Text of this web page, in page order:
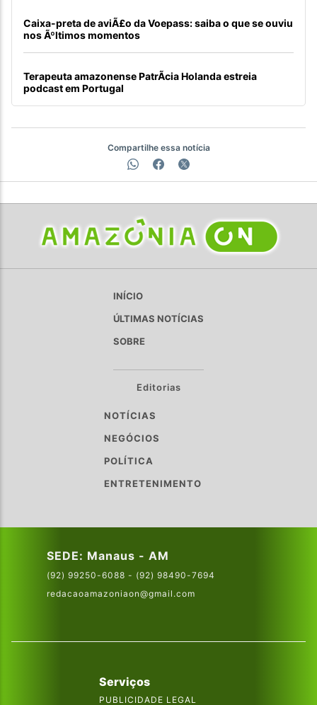
Caixa-preta de aviÃ£o da Voepass: saiba o que se ouviu
nos Ãºltimos momentos
Terapeuta amazonense PatrÃ­cia Holanda estreia
podcast em Portugal
Compartilhe essa notícia
INÍCIO
ÚLTIMAS NOTÍCIAS
SOBRE
Editorias
NOTÍCIAS
NEGÓCIOS
POLÍTICA
ENTRETENIMENTO
SEDE: Manaus - AM
(92) 99250-6088 - (92) 98490-7694
redacaoamazoniaon@gmail.com
Serviços
PUBLICIDADE LEGAL